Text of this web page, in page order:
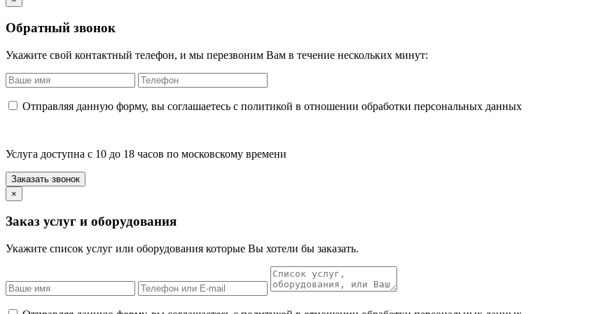
Обратный звонок
Укажите свой контактный телефон, и мы перезвоним Вам в течение нескольких минут:
Отправляя данную форму, вы соглашаетесь с политикой в отношении обработки персональных данных
Услуга доступна с 10 до 18 часов по московскому времени
×
Заказ услуг и оборудования
Укажите список услуг или оборудования которые Вы хотели бы заказать.